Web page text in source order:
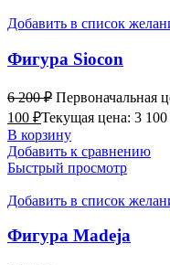
Добавить в список
Фигура Siocon
6 200₽ Первоначальная
100 ₽Текущая цена: 3 100
В корзину
Добавить к сравнению
Быстрый просмотр
Добавить в список
Фигура Madeja